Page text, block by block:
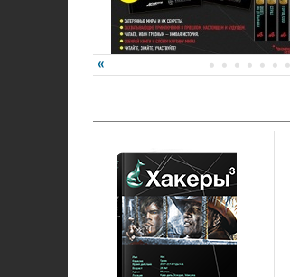
24 апреля стартовали продажи 2